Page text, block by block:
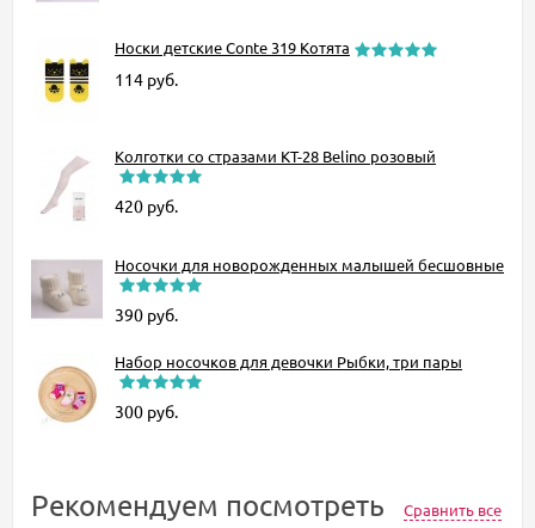
Носки детские Conte 319 Котята
114 руб.
Колготки со стразами KT-28 Belino розовый
420 руб.
Носочки для новорожденных малышей бесшовные
390 руб.
Набор носочков для девочки Рыбки, три пары
300 руб.
Рекомендуем посмотреть Сравнить все